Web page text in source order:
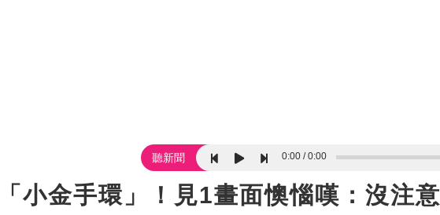
聽新聞 0:00 0:00
小金手環」！見1畫面懊惱嘆：沒注